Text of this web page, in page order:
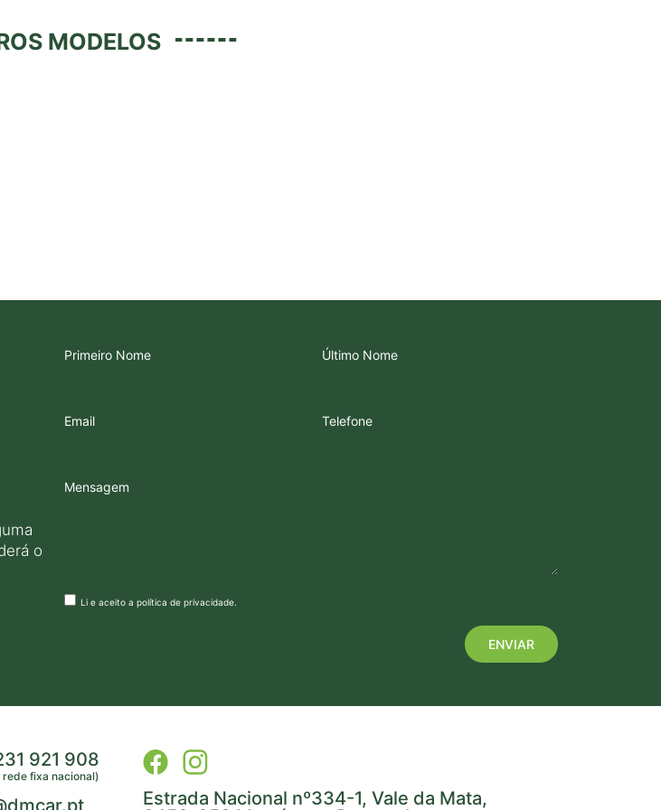
MODELOS
o
Primeiro Nome Último Nome
Email Telefone
Mensagem
Li e aceito a política de privacidade
921 908
fixa nacional)
Estrada Nacional nº334-1, Vale da Mata,